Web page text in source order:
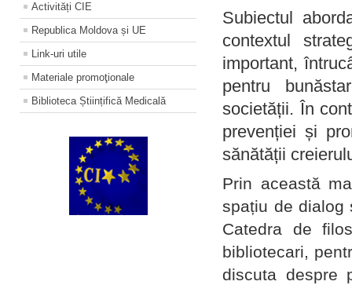
Activități CIE
Republica Moldova și UE
Link-uri utile
Materiale promoţionale
Biblioteca Științifică Medicală
Subiectul
contextul
important,
pentru
societății. În
prevenției și
sănătății
Prin această
spațiu de dialog
Catedra de
bibliotecari,
discuta despre